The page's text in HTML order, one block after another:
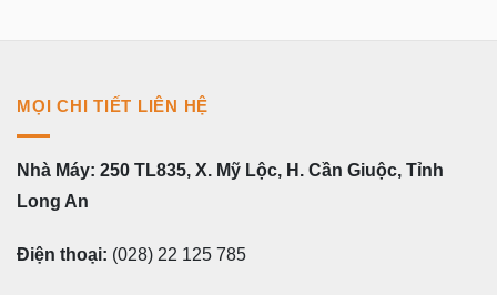
MỌI CHI TIẾT LIÊN HỆ
Nhà Máy: 250 TL835, X. Mỹ Lộc, H. Cần Giuộc, Tỉnh
Long An
Điện thoại: (028) 22 125 785